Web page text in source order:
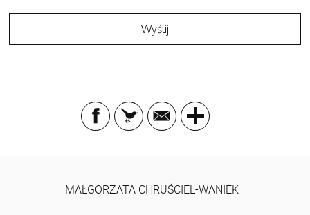
MAŁGORZATA CHRUŚCIEL-WANIEK